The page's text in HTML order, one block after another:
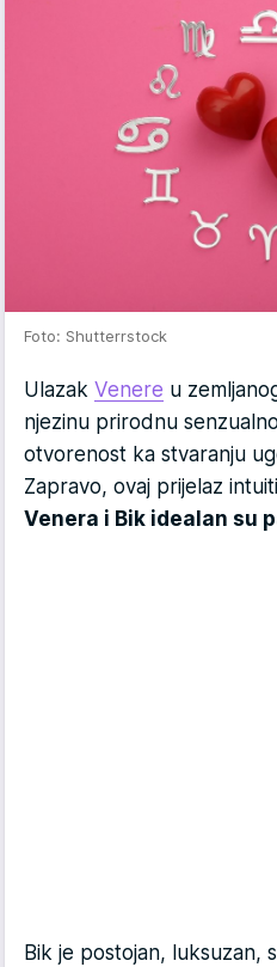
Foto: Shutterrstock
Ulazak Venere u
njezinu prirodnu
otvorenost ka stvaranju
Zapravo, ovaj prijelaz
Venera i Bik idealan su
Bik je postojan, luksuzan,